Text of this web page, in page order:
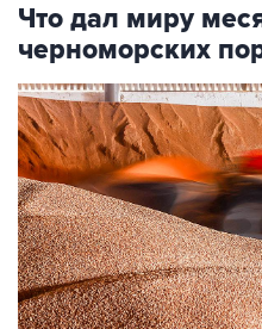
Что дал миру
черноморских